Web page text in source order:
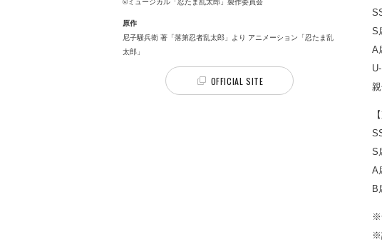
©ミュージカル「忍たま乱太郎」製作委員会
原作
尼子騒兵衛 著「落第忍者乱太郎」より アニメーション「忍たま乱
太郎」
OFFICIAL SITE
S
A
S
A
B
※
※